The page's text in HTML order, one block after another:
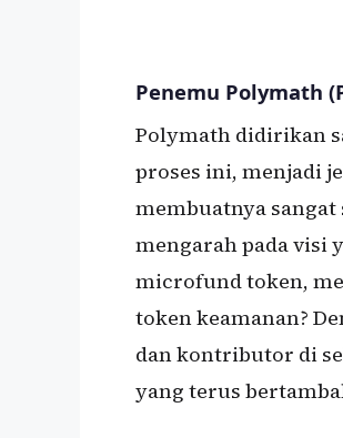
Penemu Polymath
Polymath didirikan
proses ini, menjadi
membuatnya
mengarah pada visi
microfund token,
token keamanan?
dan kontributor di
yang terus